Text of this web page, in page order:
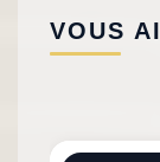
VOUS